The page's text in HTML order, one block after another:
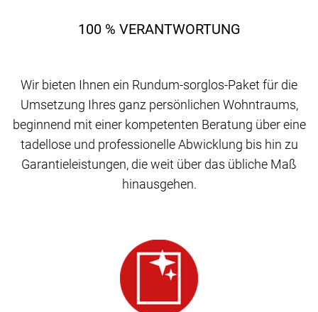
100 % VERANTWORTUNG
Wir bieten Ihnen ein Rundum-sorglos-Paket für die
Umsetzung Ihres ganz persönlichen Wohntraums,
beginnend mit einer kompetenten Beratung über eine
tadellose und professionelle Abwicklung bis hin zu
Garantieleistungen, die weit über das übliche Maß
hinausgehen.